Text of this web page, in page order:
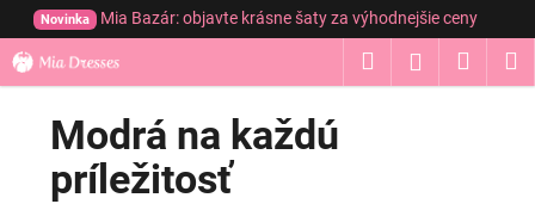
Prejsť
obsah
Novinka Mia Bazár: objavte krásne šaty za výhodnejšie ceny
Hľadať
Modrá na každú
príležitosť
o
Späť
Späť